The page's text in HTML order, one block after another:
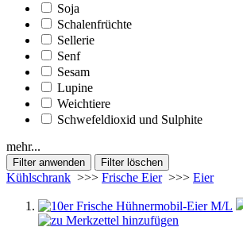
Soja
Schalenfrüchte
Sellerie
Senf
Sesam
Lupine
Weichtiere
Schwefeldioxid und Sulphite
mehr...
Kühlschrank >>> Frische Eier >>> Eier